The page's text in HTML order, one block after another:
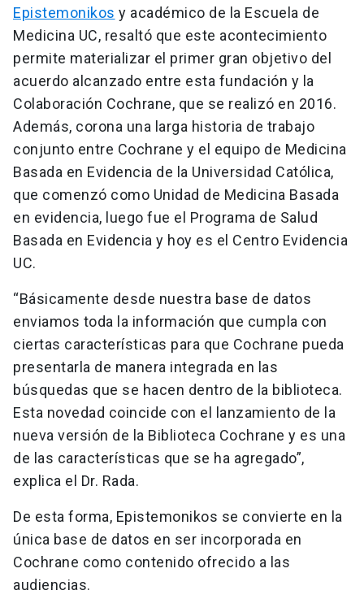
Epistemonikos y académico de la Escuela de
Medicina UC, resaltó que este acontecimiento
permite materializar el primer gran objetivo del
acuerdo alcanzado entre esta fundación y la
Colaboración Cochrane, que se realizó en 2016.
Además, corona una larga historia de trabajo
conjunto entre Cochrane y el equipo de Medicina
Basada en Evidencia de la Universidad Católica,
que comenzó como Unidad de Medicina Basada
en evidencia, luego fue el Programa de Salud
Basada en Evidencia y hoy es el Centro Evidencia
UC.
“Básicamente desde nuestra base de datos
enviamos toda la información que cumpla con
ciertas características para que Cochrane pueda
presentarla de manera integrada en las
búsquedas que se hacen dentro de la biblioteca.
Esta novedad coincide con el lanzamiento de la
nueva versión de la Biblioteca Cochrane y es una
de las características que se ha agregado”,
explica el Dr. Rada.
De esta forma, Epistemonikos se convierte en la
única base de datos en ser incorporada en
Cochrane como contenido ofrecido a las
audiencias.